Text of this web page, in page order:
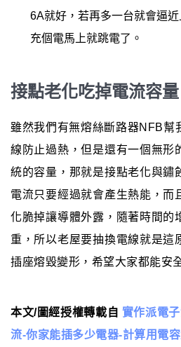
6A就好，若再多一台就會逼
充個電馬上就跳電了。
接點老化吃掉電流容量
雖然我們有無熔絲斷路器NFB幫
線防止過熱，但是還有一個無形
統的容量，那就是接點老化與鏽
電流只要經過就會產生熱能，而
化脆掉讓導體外露，隨著時間的
重，所以老屋要抽換電線就是這
插座熔毀變形，希望大家都能安
本文/圖經授權轉載自 實作派電
流-你家能插多少電器-計算用電